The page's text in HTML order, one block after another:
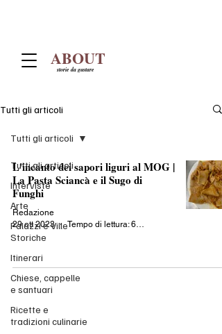
ABOUT
storie da gustare
Tutti gli articoli
Tutti gli articoli
Interviste
Arte
Palazzi e Ville
Storiche
Itinerari
Chiese, cappelle
e santuari
Ricette e
tradizioni culinarie
Tutti gli articoli
L'incanto dei sapori liguri al MOG |
La Pasta Sciancà e il Sugo di
Funghi
Redazione
29 ott 2023